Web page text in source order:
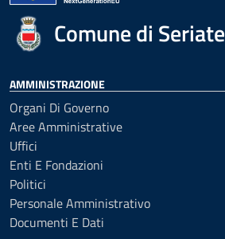
Comune di Seriate
AMMINISTRAZIONE
Organi Di Governo
Aree Amministrative
Uffici
Enti E Fondazioni
Politici
Personale Amministrativo
Documenti E Dati